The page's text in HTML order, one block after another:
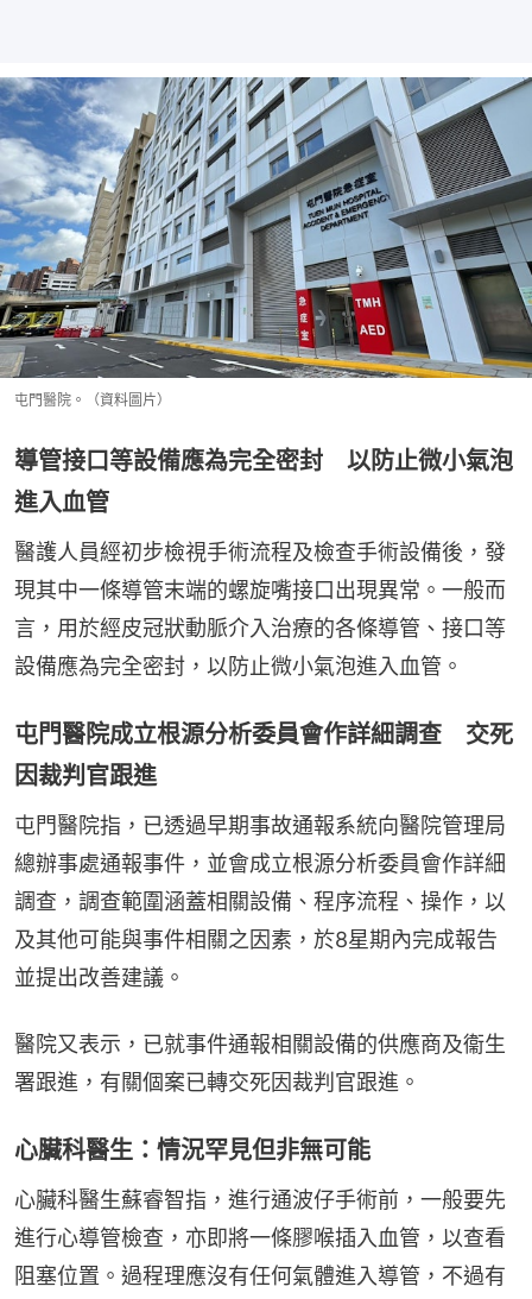
屯門醫院。（資料圖片）
導管接口等設備應為完全密封 以防止微小氣泡
進入血管
醫護人員經初步檢視手術流程及檢查手術設備後，發
現其中一條導管末端的螺旋嘴接口出現異常。一般而
言，用於經皮冠狀動脈介入治療的各條導管、接口等
設備應為完全密封，以防止微小氣泡進入血管。
屯門醫院成立根源分析委員會作詳細調查 交死
因裁判官跟進
屯門醫院指，已透過早期事故通報系統向醫院管理局
總辦事處通報事件，並會成立根源分析委員會作詳細
調查，調查範圍涵蓋相關設備、程序流程、操作，以
及其他可能與事件相關之因素，於8星期內完成報告
並提出改善建議。
醫院又表示，已就事件通報相關設備的供應商及衞生
署跟進，有關個案已轉交死因裁判官跟進。
心臟科醫生：情況罕見但非無可能
心臟科醫生蘇睿智指，進行通波仔手術前，一般要先
進行心導管檢查，亦即將一條膠喉插入血管，以查看
阻塞位置。過程理應沒有任何氣體進入導管，不過有